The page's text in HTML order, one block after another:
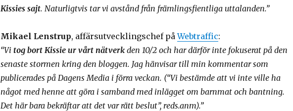
Kissies sajt. Naturligtvis tar vi avstånd från främlingsfientliga uttalanden.”
Mikael Lenstrup, affärsutvecklingschef påWebtraffic:
“Vi tog bort Kissie ur vårt nätverkden 10/2 och har därför inte fokuserat på den
senaste stormen kring den bloggen. Jag hänvisar till min kommentar som
publicerades på Dagens Media i förra veckan. (“Vi bestämde att vi inte ville ha
något med henne att göra i samband med inlägget om barnmat och bantning.
Det här bara bekräftar att det var rätt beslut”, reds.anm).”